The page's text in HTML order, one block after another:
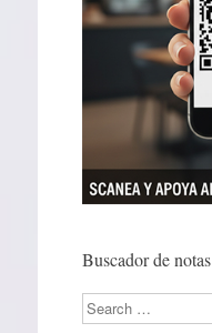
Buscador de notas
Search